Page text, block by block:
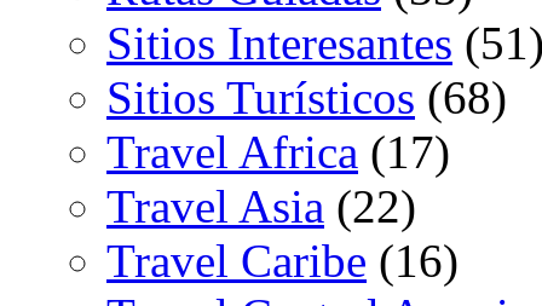
Sitios Interesantes
Sitios Turísticos (68)
Travel Africa (17)
Travel Asia (22)
Travel Caribe (16)